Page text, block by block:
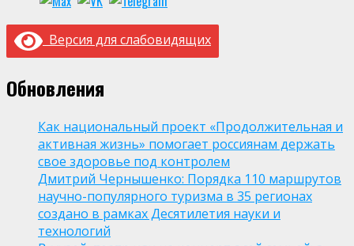
Версия для слабовидящих
Обновления
Как национальный проект «Продолжительная и
активная жизнь» помогает россиянам держать
свое здоровье под контролем
Дмитрий Чернышенко: Порядка 110 маршрутов
научно-популярного туризма в 35 регионах
создано в рамках Десятилетия науки и
технологий